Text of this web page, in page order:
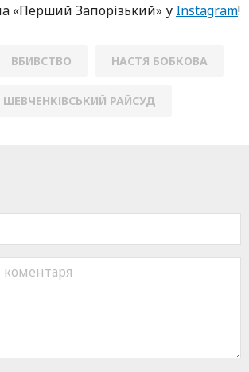
«Перший Зaпoрізький» у Instagram!
ВБИВСТВО НАСТЯ БОБКОВА
ШЕВЧЕНКІВСЬКИЙ РАЙСУД